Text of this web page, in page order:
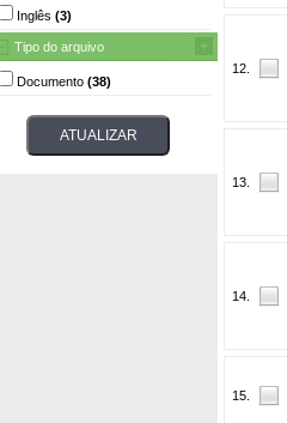
Inglês (3)
Tipo do arquivo
Documento (38)
12.
13.
14.
15.